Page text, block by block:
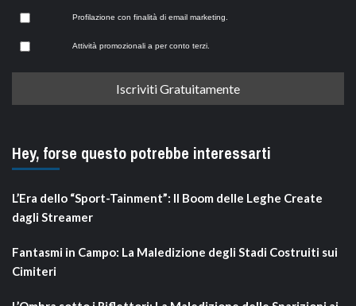
Profilazione con finalità di email marketing.
Attività promozionali a per conto terzi.
Hey, forse questo potrebbe interessarti
L’Era dello “Sport-Tainment”: Il Boom delle Leghe Create
dagli Streamer
Fantasmi in Campo: La Maledizione degli Stadi Costruiti sui
Cimiteri